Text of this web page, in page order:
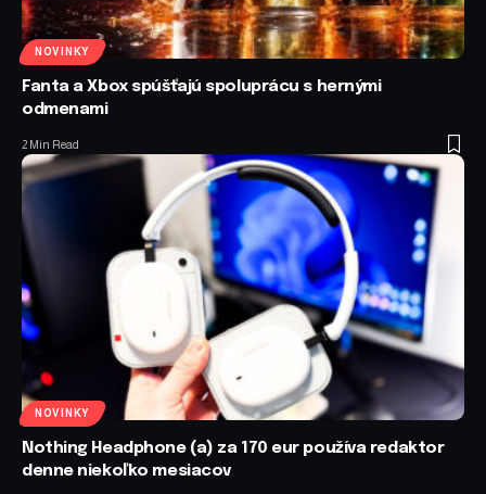
NOVINKY
Fanta a Xbox spúšťajú spoluprácu s hernými
odmenami
2 Min Read
NOVINKY
Nothing Headphone (a) za 170 eur používa redaktor
denne niekoľko mesiacov